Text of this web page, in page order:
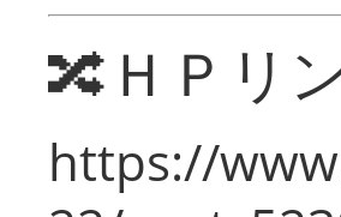
🔀ＨＰリ
https://